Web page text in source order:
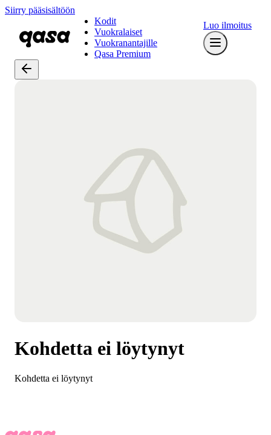
Siirry pääsisältöön
Kodit
Vuokralaiset
Vuokranantajille
Qasa Premium
Luo ilmoitus
Kohdetta ei löytynyt
Kohdetta ei löytynyt